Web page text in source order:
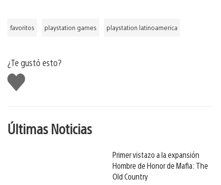
favoritos playstation games playstation latinoamerica
¿Te gustó esto?
Me
gusta
Últimas Noticias
Primer vistazo a la expansión
Hombre de Honor de Mafia: The
Old Country